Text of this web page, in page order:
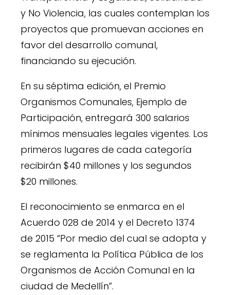
y No Violencia, las cuales contemplan los
proyectos que promuevan acciones en
favor del desarrollo comunal,
financiando su ejecución.
En su séptima edición, el Premio
Organismos Comunales, Ejemplo de
Participación, entregará 300 salarios
mínimos mensuales legales vigentes. Los
primeros lugares de cada categoría
recibirán $40 millones y los segundos
$20 millones.
El reconocimiento se enmarca en el
Acuerdo 028 de 2014 y el Decreto 1374
de 2015 “Por medio del cual se adopta y
se reglamenta la Política Pública de los
Organismos de Acción Comunal en la
ciudad de Medellín”.